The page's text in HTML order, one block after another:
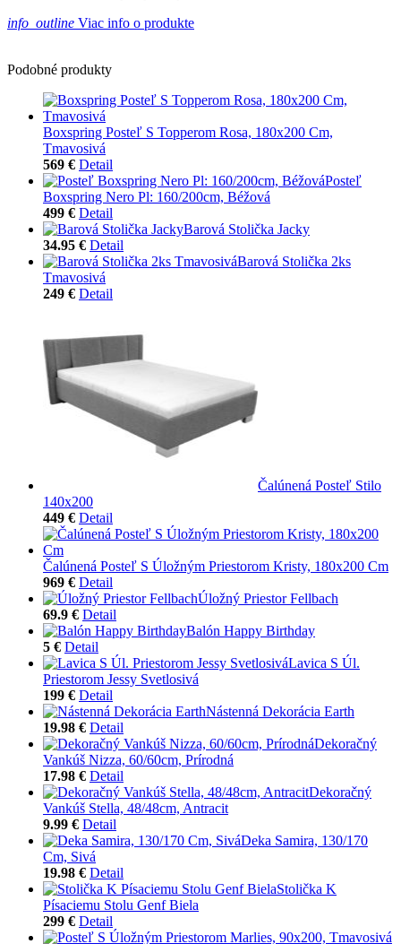
info_outline Viac info o produkte
Podobné produkty
Boxspring Posteľ S Topperom Rosa, 180x200 Cm,
Tmavosivá
569 € Detail
Posteľ
Boxspring Nero Pl: 160/200cm, Béžová
499 € Detail
Barová Stolička Jacky
34.95 € Detail
Barová Stolička 2ks
Tmavosivá
249 € Detail
Čalúnená Posteľ Stilo
140x200
449 € Detail
Čalúnená Posteľ S Úložným Priestorom Kristy, 180x200 Cm
969 € Detail
Úložný Priestor Fellbach
69.9 € Detail
Balón Happy Birthday
5 € Detail
Lavica S Úl.
Priestorom Jessy Svetlosivá
199 € Detail
Nástenná Dekorácia Earth
19.98 € Detail
Dekoračný
Vankúš Nizza, 60/60cm, Prírodná
17.98 € Detail
Dekoračný
Vankúš Stella, 48/48cm, Antracit
9.99 € Detail
Deka Samira, 130/170
Cm, Sivá
19.98 € Detail
Stolička K
Písaciemu Stolu Genf Biela
299 € Detail